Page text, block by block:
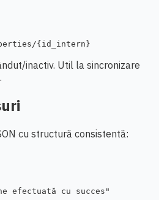
{id_intern}
inactiv. Util la sincronizare
cu structură consistentă:
efectuată cu succes"